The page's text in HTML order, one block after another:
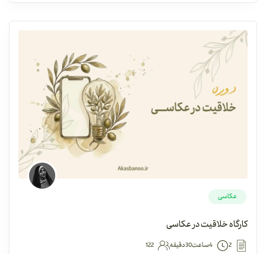
عکاسی
کارگاه خلاقیت در عکاسی
2 4ساعت30دقیقه 122